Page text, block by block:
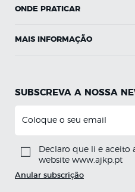
ONDE PRATICAR
MAIS INFORMAÇÃO
SUBSCREVA A NOSSA
Declaro que li e aceito
website www.ajkp.pt
Anular subscrição